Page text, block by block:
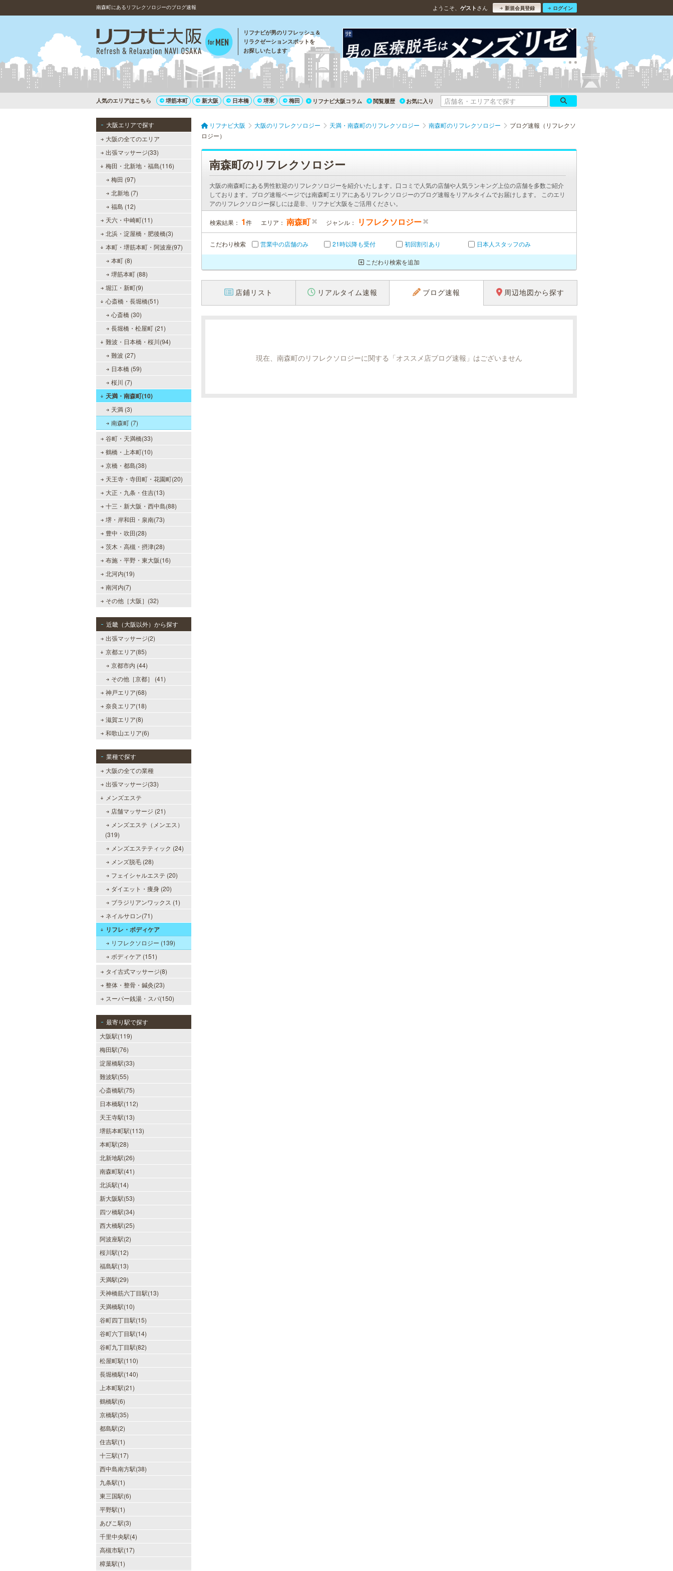
南森町にあるリフレクソロジーのブログ速報 ようこそ、 ゲスト さん 新規会員登録 ログイン
リフナビが男のリフレッシュ＆
リラクゼーションスポットを
お探しいたします
人気のエリアはこちら 堺筋本町 新大阪 日本橋 堺東 梅田 リフナビ大阪コラム 閲覧履歴 お気に入り
大阪エリアで探す
大阪の全てのエリア
出張マッサージ(33)
梅田・北新地・福島(116)
梅田 (97)
北新地 (7)
福島 (12)
天六・中崎町(11)
北浜・淀屋橋・肥後橋(3)
本町・堺筋本町・阿波座(97)
本町 (8)
堺筋本町 (88)
堀江・新町(9)
心斎橋・長堀橋(51)
心斎橋 (30)
長堀橋・松屋町 (21)
難波・日本橋・桜川(94)
難波 (27)
日本橋 (59)
桜川 (7)
天満・南森町(10)
天満 (3)
南森町 (7)
谷町・天満橋(33)
鶴橋・上本町(10)
京橋・都島(38)
天王寺・寺田町・花園町(20)
大正・九条・住吉(13)
十三・新大阪・西中島(88)
堺・岸和田・泉南(73)
豊中・吹田(28)
茨木・高槻・摂津(28)
布施・平野・東大阪(16)
北河内(19)
南河内(7)
その他［大阪］(32)
近畿（大阪以外）から探す
出張マッサージ(2)
京都エリア(85)
京都市内 (44)
その他［京都］ (41)
神戸エリア(68)
奈良エリア(18)
滋賀エリア(8)
和歌山エリア(6)
業種で探す
大阪の全ての業種
出張マッサージ(33)
メンズエステ
店舗マッサージ (21)
メンズエステ（メンエス）
(319)
メンズエステティック (24)
メンズ脱毛 (28)
フェイシャルエステ (20)
ダイエット・痩身 (20)
ブラジリアンワックス (1)
ネイルサロン(71)
リフレ・ボディケア
リフレクソロジー (139)
ボディケア (151)
タイ古式マッサージ(8)
整体・整骨・鍼灸(23)
スーパー銭湯・スパ(150)
最寄り駅で探す
大阪駅(119)
梅田駅(76)
淀屋橋駅(33)
難波駅(55)
心斎橋駅(75)
日本橋駅(112)
天王寺駅(13)
堺筋本町駅(113)
本町駅(28)
北新地駅(26)
南森町駅(41)
北浜駅(14)
新大阪駅(53)
四ツ橋駅(34)
西大橋駅(25)
阿波座駅(2)
桜川駅(12)
福島駅(13)
天満駅(29)
天神橋筋六丁目駅(13)
天満橋駅(10)
谷町四丁目駅(15)
谷町六丁目駅(14)
谷町九丁目駅(82)
松屋町駅(110)
長堀橋駅(140)
上本町駅(21)
鶴橋駅(6)
京橋駅(35)
都島駅(2)
住吉駅(1)
十三駅(17)
西中島南方駅(38)
九条駅(1)
東三国駅(6)
平野駅(1)
あびこ駅(3)
千里中央駅(4)
高槻市駅(17)
樟葉駅(1)
リフナビ大阪 大阪のリフレクソロジー 天満・南森町のリフレクソロジー 南森町のリフレクソロジー
ブログ速報（リフレクソ
ロジー）
南森町のリフレクソロジー
大阪の南森町にある男性歓迎のリフレクソロジーを紹介いたします。口コミで人気の店舗や人気ランキング上位の店舗を多数ご紹介
しております。ブログ速報ページでは南森町エリアにあるリフレクソロジーのブログ速報をリアルタイムでお届けします。 このエリ
アのリフレクソロジー探しには是非、リフナビ大阪をご活用ください。
検索結果： 1件 エリア： 南森町 ジャンル： リフレクソロジー
こだわり検索 営業中の店舗のみ 21時以降も受付 初回割引あり 日本人スタッフのみ
こだわり検索を追加
店鋪リスト リアルタイム速報 ブログ速報 周辺地図から探す
現在、南森町のリフレクソロジーに関する「オススメ店ブログ速報」はございません